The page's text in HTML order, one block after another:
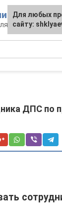
ДПС по
Для любых
сайту: